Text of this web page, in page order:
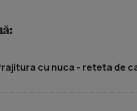
cu nuca - reteta de